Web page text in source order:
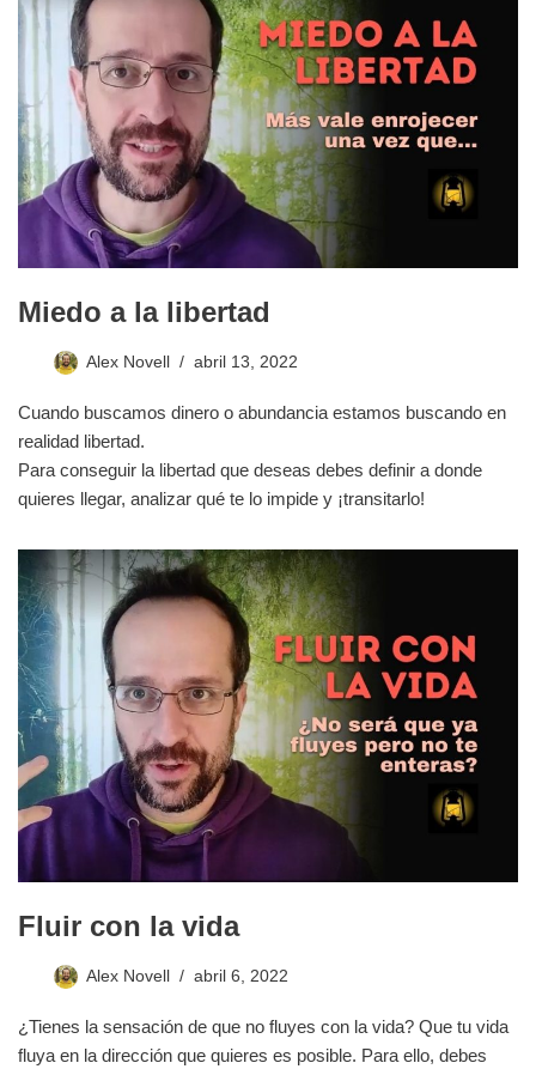
Miedo a la libertad
Alex Novell abril 13, 2022
Cuando buscamos dinero o abundancia estamos buscando en
realidad libertad.
Para conseguir la libertad que deseas debes definir a donde
quieres llegar, analizar qué te lo impide y ¡transitarlo!
Fluir con la vida
Alex Novell abril 6, 2022
¿Tienes la sensación de que no fluyes con la vida? Que tu vida
fluya en la dirección que quieres es posible. Para ello, debes